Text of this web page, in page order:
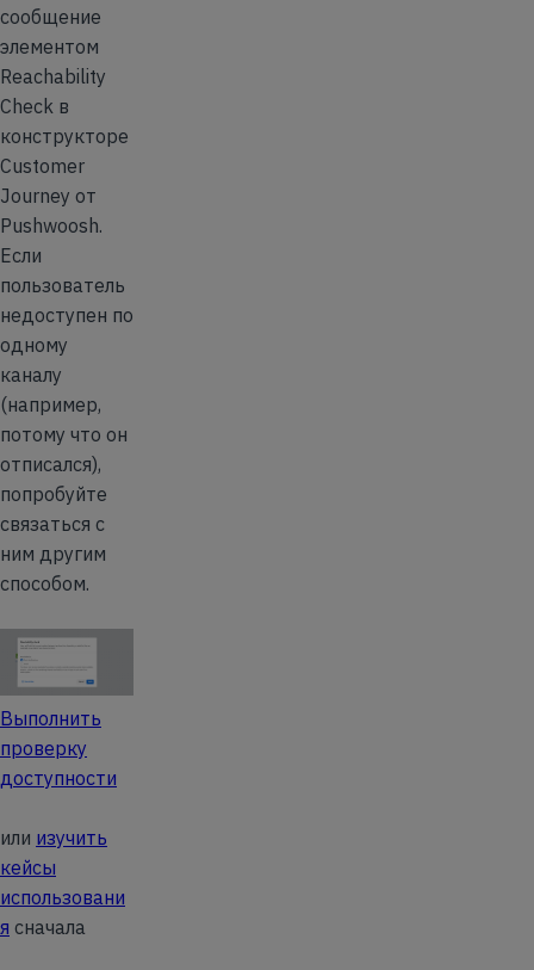
сообщение
элементом
Reachability
Check в
конструкторе
Customer
Journey от
Pushwoosh.
Если
пользователь
недоступен по
одному
каналу
(например,
потому что он
отписался),
попробуйте
связаться с
ним другим
способом.
Выполнить
проверку
доступности
или изучить
кейсы
использовани
я сначала